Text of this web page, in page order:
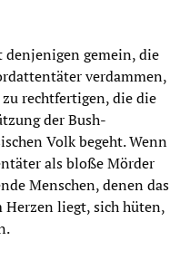
gemein, die
verdammen,
rechtfertigen, die die
der Bush-
Volk begeht. Wenn
als bloße Mörder
Menschen, denen das
Herzen liegt, sich hüten,